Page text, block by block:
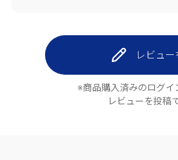
レビュー
※商品購入済みのログイ
レビューを投稿